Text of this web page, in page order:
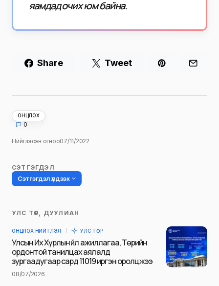
яамдад очих юм байна.
Share Tweet
ОНЦЛОХ
0
Нийтлэсэн огноо07/11/2022
СЭТГЭГДЭЛ
Сэтгэгдэл үлдээх
Таны имэйл хаягийг нийтлэхгүй.
тэмдэглэсэн
Name
УЛС ТӨР, ДУУЛИАН
ОНЦЛОХ НИЙТЛЭЛ УЛС ТӨР
Улсын Их Хурлын үйл ажиллагаа, Төрийн
ордонтой танилцах аялалд
зургаадугаар сард 11019 иргэн оролцжээ
08/07/2026